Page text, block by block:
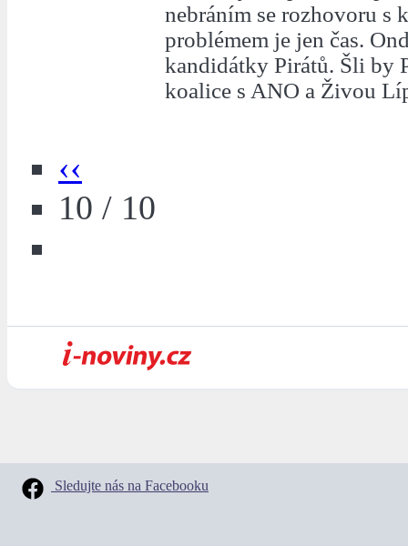
nebráním se rozhovoru s
problémem je jen čas.
kandidátky Pirátů. Šli by
koalice s ANO a Živou
‹‹
10 / 10
Sledujte nás na Facebooku